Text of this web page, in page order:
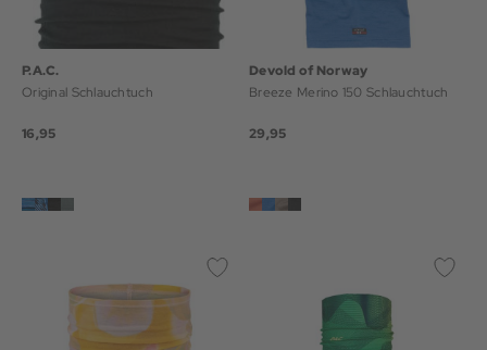
P.A.C.
Original Schlauchtuch
16,95
Devold of Norway
Breeze Merino 150 Schlauchtuch
29,95